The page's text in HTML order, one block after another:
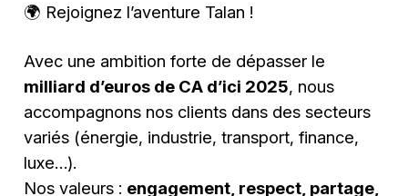
🌍 Rejoignez l’aventure Talan !
Avec une ambition forte de dépasser le
milliard d’euros de CA d’ici 2025, nous
accompagnons nos clients dans des secteurs
variés (énergie, industrie, transport, finance,
luxe…).
Nos valeurs : engagement, respect, partage,